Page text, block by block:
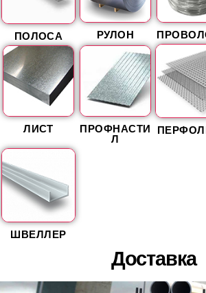
ПОЛОСА РУЛОН
ЛИСТ ПРОФНАСТИ
Л
ШВЕЛЛЕР
Доставка